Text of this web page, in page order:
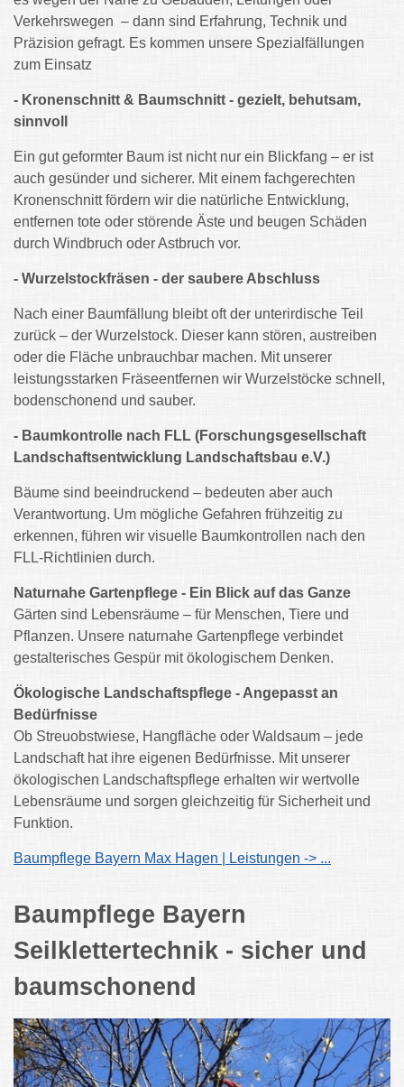
Verkehrswegen – dann sind Erfahrung, Technik und
Präzision gefragt. Es kommen unsere Spezialfällungen
zum Einsatz
- Kronenschnitt & Baumschnitt - gezielt, behutsam,
sinnvoll
Ein gut geformter Baum ist nicht nur ein Blickfang – er ist
auch gesünder und sicherer. Mit einem fachgerechten
Kronenschnitt fördern wir die natürliche Entwicklung,
entfernen tote oder störende Äste und beugen Schäden
durch Windbruch oder Astbruch vor.
- Wurzelstockfräsen - der saubere Abschluss
Nach einer Baumfällung bleibt oft der unterirdische Teil
zurück – der Wurzelstock. Dieser kann stören, austreiben
oder die Fläche unbrauchbar machen. Mit unserer
leistungsstarken Fräseentfernen wir Wurzelstöcke schnell,
bodenschonend und sauber.
- Baumkontrolle nach FLL (Forschungsgesellschaft
Landschaftsentwicklung Landschaftsbau e.V.)
Bäume sind beeindruckend – bedeuten aber auch
Verantwortung. Um mögliche Gefahren frühzeitig zu
erkennen, führen wir visuelle Baumkontrollen nach den
FLL-Richtlinien durch.
Naturnahe Gartenpflege - Ein Blick auf das Ganze
Gärten sind Lebensräume – für Menschen, Tiere und
Pflanzen. Unsere naturnahe Gartenpflege verbindet
gestalterisches Gespür mit ökologischem Denken.
Ökologische Landschaftspflege - Angepasst an
Bedürfnisse
Ob Streuobstwiese, Hangfläche oder Waldsaum – jede
Landschaft hat ihre eigenen Bedürfnisse. Mit unserer
ökologischen Landschaftspflege erhalten wir wertvolle
Lebensräume und sorgen gleichzeitig für Sicherheit und
Funktion.
Baumpflege Bayern Max Hagen | Leistungen -> ...
Baumpflege Bayern
Seilklettertechnik - sicher und
baumschonend